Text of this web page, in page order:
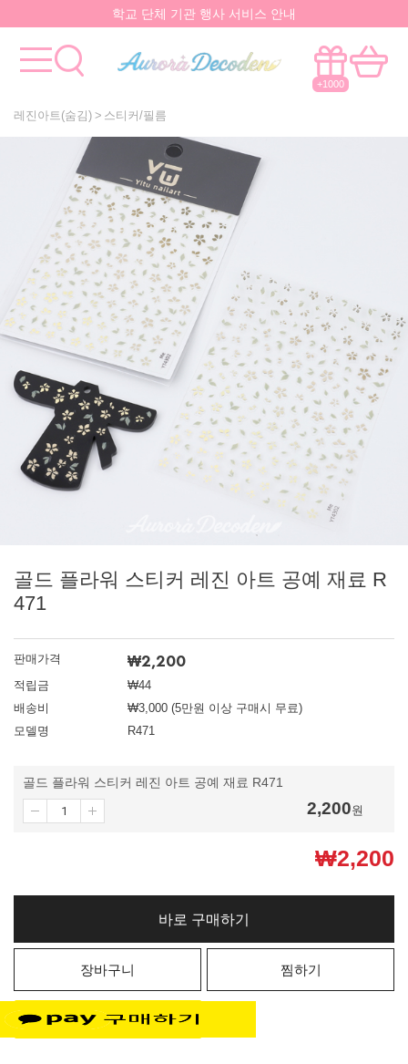
학교 단체 기관 행사 서비스 안내
모든걸 한곳에서!국내유일 원스톱 제작서비스
+1000
레진아트(숨김) 스티커/필름
골드 플라워 스티커 레진 아트 공예 재료 R
471
판매가격 ₩2,200
적립금
₩44
배송비
₩3,000 (5만원 이상 구매시 무료)
모델명
R471
골드 플라워 스티커 레진 아트 공예 재료 R471
2,200원
₩2,200
바로 구매하기
장바구니 찜하기